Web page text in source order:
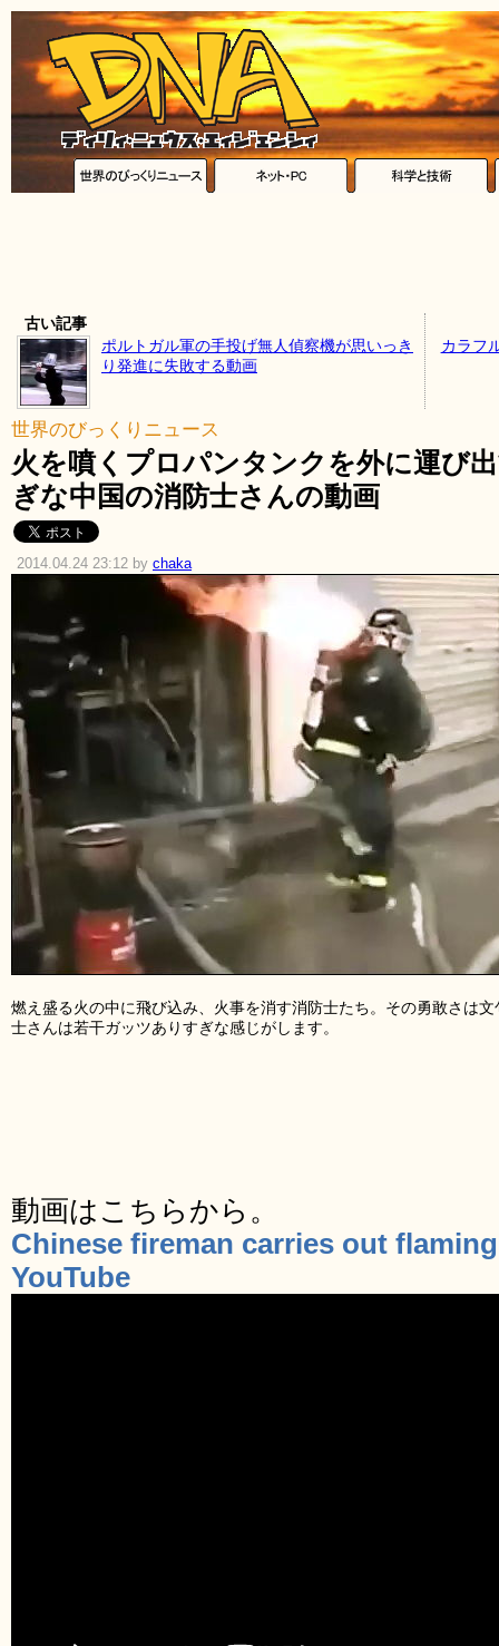
古い記事
ポルトガル軍の手投げ無人偵察機が思いっき
り発進に失敗する動画
カラフ
世界のびっくりニュース
火を噴くプロパンタンクを外に運び
ぎな中国の消防士さんの動画
2014.04.24 23:12 by chaka
燃え盛る火の中に飛び込み、火事を消す消防士たち。その勇敢さは
士さんは若干ガッツありすぎな感じがします。
動画はこちらから。
Chinese fireman carries out
YouTube